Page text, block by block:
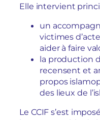
Elle intervient
un
victimes
aider à faire
la production
recensent et
propos
des lieux de
Le CCIF s’est